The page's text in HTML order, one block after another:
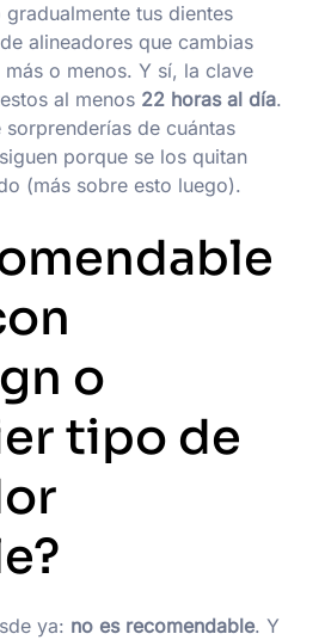
tus dientes
alineadores que cambias
o menos. Y sí, la clave
al menos 22 horas al día.
de cuántas
porque se los quitan
(más sobre esto luego).
o
tipo de
ya: no es recomendable. Y